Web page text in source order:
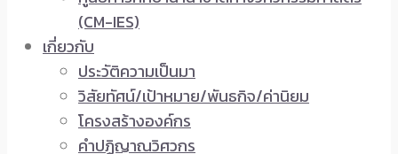
(CM-IES)
เกี่ยวกับ
ประวัติความเป็นมา
วิสัยทัศน์/เป้าหมาย/พันธกิจ/ค่านิยม
โครงสร้างองค์กร
คำปฏิญาณวิศวกร